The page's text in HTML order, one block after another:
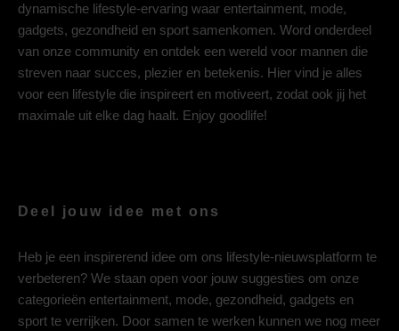
dynamische lifestyle-ervaring waar entertainment, mode,
gadgets, gezondheid en sport samenkomen. Word onderdeel
van onze community en ontdek een wereld voor mannen die
streven naar succes, plezier en betekenis. Hier vind je alles
voor een lifestyle die inspireert en motiveert, zodat ook jij het
maximale uit elke dag haalt. Enjoy goodlife!
Deel jouw idee met ons
Heb je een inspirerend idee om ons lifestyle-nieuwsplatform te
verbeteren? We staan open voor jouw suggesties om onze
categorieën entertainment, mode, gezondheid, gadgets en
sport te verrijken. Door samen te werken kunnen we nog meer